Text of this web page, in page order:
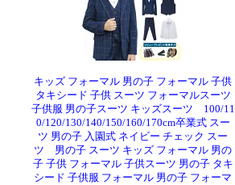
キッズ フォーマル 男の子 フォーマル 子供
タキシード 子供 スーツ フォーマルスーツ
子供服 男の子スーツ キッズスーツ 100/11
0/120/130/140/150/160/170cm卒業式 スー
ツ 男の子 入園式 ネイビー チェック スー
ツ 男の子 スーツ キッズ フォーマル 男の
子 子供 フォーマル 子供スーツ 男の子 タキ
シード 子供服 フォーマル 男の子 フォーマ